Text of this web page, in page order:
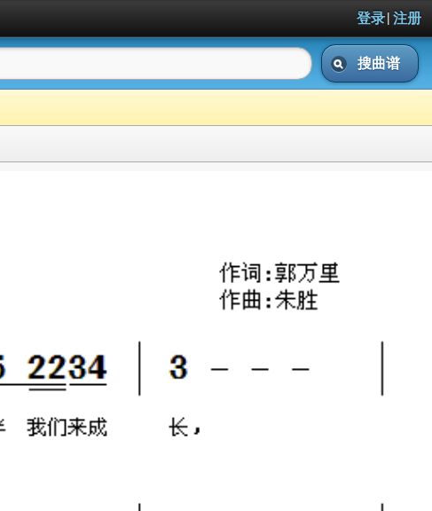
登录| 注册
搜曲谱